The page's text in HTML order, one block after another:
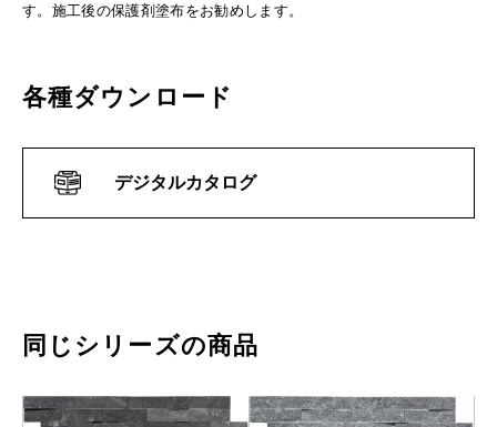
す。施工後の保護剤塗布をお勧めします。
各種ダウンロード
デジタルカタログ
同じシリーズの商品